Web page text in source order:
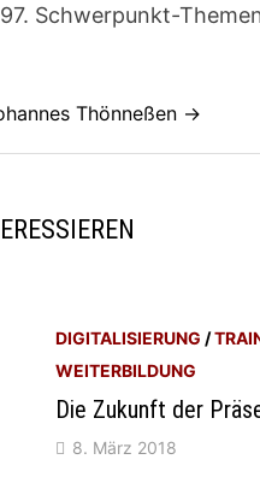
Schwerpunkt-
Thönneßen →
DIGITALISIERUNG /
WEITERBILDUNG
Die Zukunft der
8. März 2018